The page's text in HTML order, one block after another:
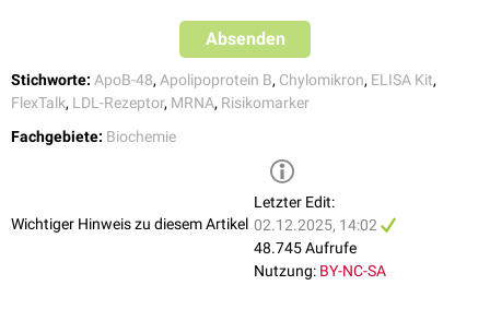
Absenden
Stichworte: ApoB-48, Apolipoprotein B, Chylomikron, ELISA Kit,
FlexTalk, LDL-Rezeptor, MRNA, Risikomarker
Fachgebiete: Biochemie
Wichtiger Hinweis zu diesem Artikel
Letzter Edit:
02.12.2025, 14:02
48.745 Aufrufe
Nutzung: BY-NC-SA